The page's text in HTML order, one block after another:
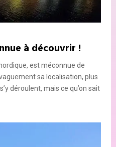
à découvrir !
est méconnue de
sa localisation, plus
déroulent, mais ce qu’on sait